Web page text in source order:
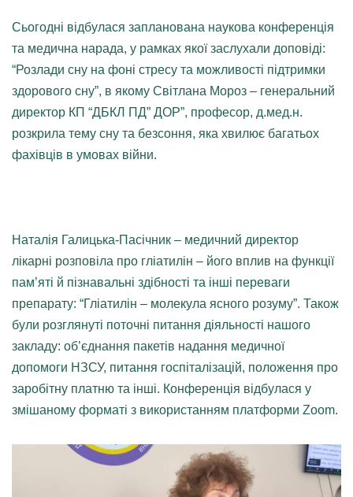
Сьогодні відбулася запланована наукова конференція
та медична нарада, у рамках якої заслухали доповіді:
“Розлади сну на фоні стресу та можливості підтримки
здорового сну”, в якому Світлана Мороз – генеральний
директор КП “ДБКЛ ПД” ДОР”, професор, д.мед.н.
розкрила тему сну та безсоння, яка хвилює багатьох
фахівців в умовах війни.
Наталія Галицька-Пасічник – медичний директор
лікарні розповіла про гліатилін – його вплив на функції
пам’яті й пізнавальні здібності та інші переваги
препарату: “Гліатилін – молекула ясного розуму”. Також
були розглянуті поточні питання діяльності нашого
закладу: об’єднання пакетів надання медичної
допомоги НЗСУ, питання госпіталізацій, положення про
заробітну платню та інші. Конференція відбулася у
змішаному форматі з використанням платформи Zoom.